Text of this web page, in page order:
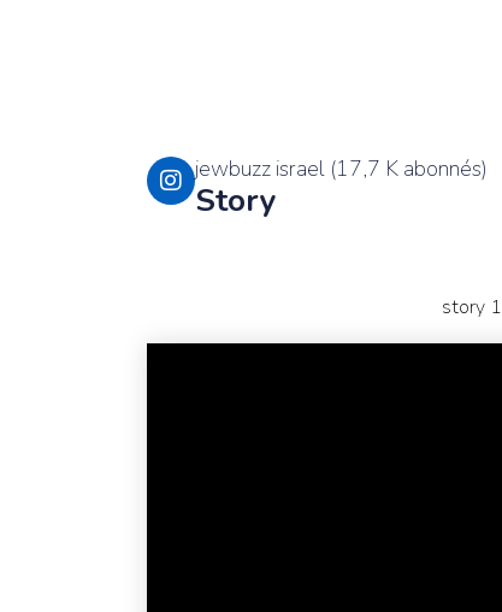
jewbuzz israel (17,7 K abonnés)
Story
story 1